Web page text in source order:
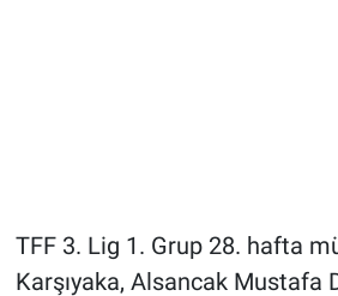
TFF 3. Lig 1. Grup 28. hafta
Karşıyaka, Alsancak Mustafa